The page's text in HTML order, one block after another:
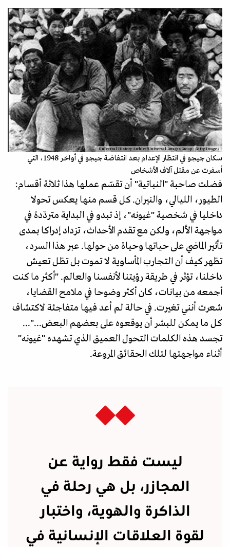
Universal History Archive/Universal Images Group - Getty Images
سكان جيجو في انتظار الإعدام بعد انتفاضة جيجو في أواخر 1948، التي
أسفرت عن مقتل آلاف الأشخاص
فضلت صاحبة "النباتية" أن تقسّم عملها هذا ثلاثة أقسام:
الطيور، الليالي، والنيران. كل قسم منها يعكس تحولا
داخليا في شخصية "غيونه"، إذ تبدو في البداية متردّدة في
مواجهة الألم، ولكن مع تقدم الأحداث، تزداد إدراكا بمدى
تأثير الماضي على حياتها وحياة من حولها. عبر هذا السرد،
تظهر كيف أن التجارب المأساوية لا تموت بل تظل تعيش
داخلنا، تؤثر في طريقة رؤيتنا لأنفسنا والعالم. "أكثر ما كنت
أجمعه من بيانات، كان أكثر وضوحا في ملامح القضايا،
شعرت أنني تغيرت. في حالة لم أعد فيها متفاجئة لاكتشاف
كل ما يمكن للبشر أن يوقعوه على بعضهم البعض..."...
تجسد هذه الكلمات التحول العميق الذي تشهده "غيونه"
أثناء مواجهتها لتلك الحقائق المروعة.
ليست فقط رواية عن
المجازر، بل هي رحلة في
الذاكرة والهوية، واختبار
لقوة العلاقات الإنسانية في